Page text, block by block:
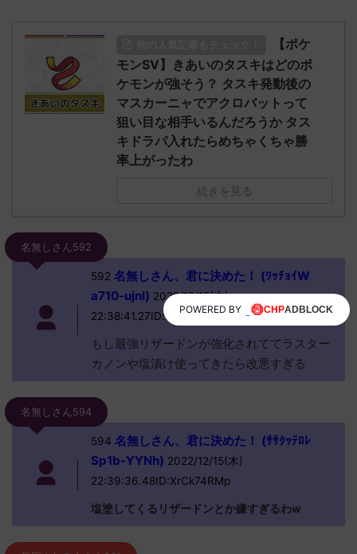
【ポケ
モンSV】きあいのタスキはどのポ
ケモンが強そう？ タスキ発動後の
マスカーニャでアクロバットって
狙い目な相手いるんだろうか タス
キドラパ入れたらめちゃくちゃ勝
率上がったわ
続きを見る
名無しさん592
592 名無しさん、君に決めた！ (ﾜｯﾁｮｲW
a710-ujnl) 2022/12/15(木)
22:38:41.27ID:bZIUfWZT0
もし最強リザードンが強化されててラスター
カノンや塩漬け使ってきたら改悪すぎる
名無しさん594
594 名無しさん、君に決めた！ (ｻｻｸｯﾃﾛﾚ
Sp1b-YYNh) 2022/12/15(木)
22:39:36.48ID:XrCk74RMp
塩塗してくるリザードンとか嫌すぎるわw
POWERED BY